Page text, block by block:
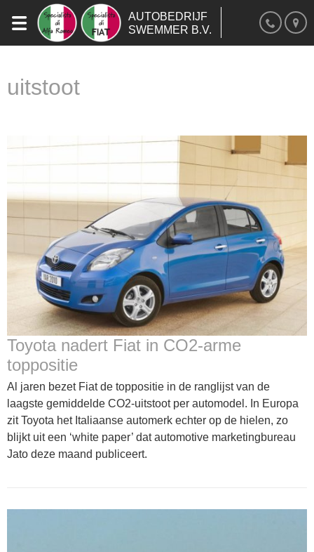
AUTOBEDRIJF
SWEMMER B.V.
uitstoot
Toyota nadert Fiat in CO2-arme
toppositie
Al jaren bezet Fiat de toppositie in de ranglijst van de
laagste gemiddelde CO2-uitstoot per automodel. In Europa
zit Toyota het Italiaanse automerk echter op de hielen, zo
blijkt uit een ‘white paper’ dat automotive marketingbureau
Jato deze maand publiceert.